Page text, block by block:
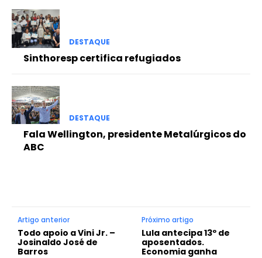
DESTAQUE
Sinthoresp certifica refugiados
DESTAQUE
Fala Wellington, presidente Metalúrgicos do
ABC
Artigo anterior
Todo apoio a Vini Jr. –
Josinaldo José de
Barros
Próximo artigo
Lula antecipa 13º de
aposentados.
Economia ganha